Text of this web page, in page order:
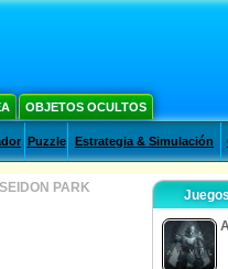
OBJETOS OCULTOS
Puzzle Estrategia & Simulación
PARK